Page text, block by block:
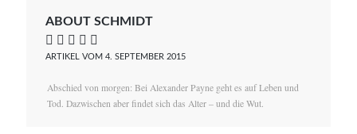
ABOUT SCHMIDT
    
ARTIKEL VOM 4. SEPTEMBER 2015
Abschied von morgen: Bei Alexander Payne geht es auf Leben und
Tod. Dazwischen aber findet sich das Alter – und die Wut.